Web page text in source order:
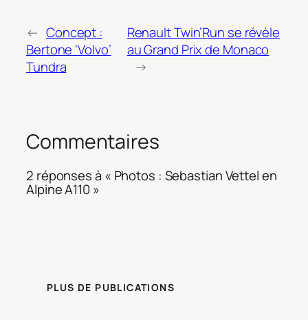
← Concept :
Bertone ‘Volvo’
Tundra
Renault Twin’Run se révèle
au Grand Prix de Monaco
→
Commentaires
2 réponses à « Photos : Sebastian Vettel en
Alpine A110 »
PLUS DE PUBLICATIONS